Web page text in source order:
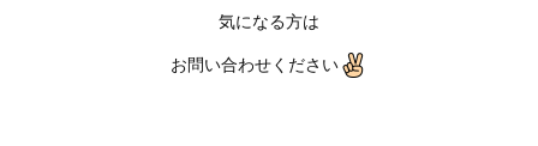
気になる方は
お問い合わせください